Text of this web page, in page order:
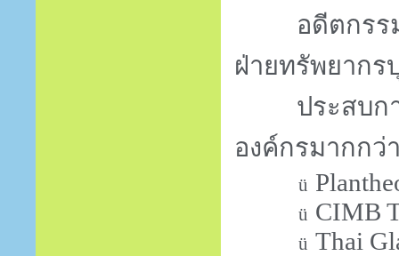
อดีตกรรมก
ฝ่ายทรัพยาก
ประสบการ
องค์กรมากกว่
ü
ü CIMB
ü Thai